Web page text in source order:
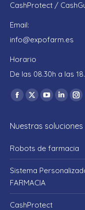
CashProtect /
Email:
info@expofarm.es
Horario
De las 08.30h a las
Encuéntranos en:
Facebook
opens
new
X
opens
new
YouTube
opens
new
Linkedin
opens
newnew
Nuestras soluciones
Robots de farmacia
Sistema
FARMACIA
CashProtect